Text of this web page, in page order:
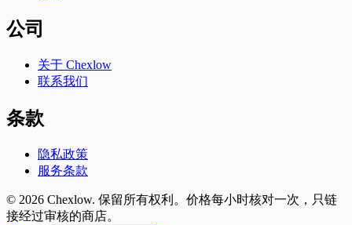
公司
关于 Chexlow
联系我们
条款
隐私政策
服务条款
© 2026 Chexlow. 保留所有权利。 价格每小时核对一次，只链
接经过审核的商店。